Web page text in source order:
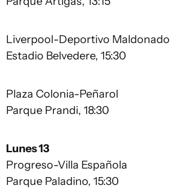
Liverpool-Deportivo Maldonado
Estadio Belvedere, 15:30
Plaza Colonia-Peñarol
Parque Prandi, 18:30
Lunes 13
Progreso-Villa Española
Parque Paladino, 15:30